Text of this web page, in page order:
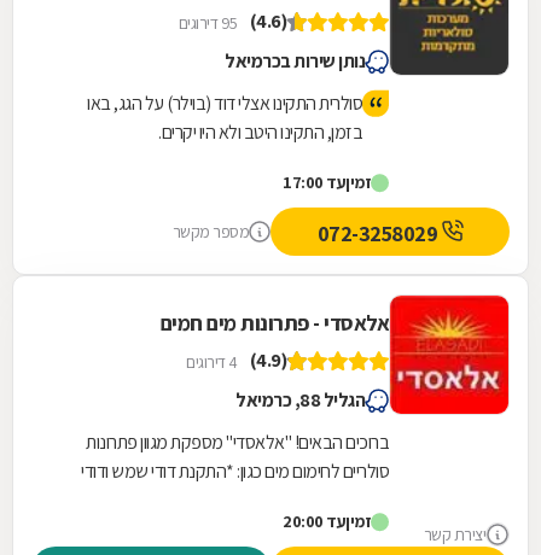
(4.6) 95 דירוגים
נותן שירות בכרמיאל
סולרית התקינו אצלי דוד (בוילר) על הגג, באו
בזמן, התקינו היטב ולא היו יקרים.
זמיןעד 17:00
מספר מקשר
יצירת קשר
אלאסדי - פתרונות מים חמים
(4.9) 4 דירוגים
הגליל 88, כרמיאל
ברוכים הבאים! "אלאסדי" מספקת מגוון פתרונות
סולריים לחימום מים כגון: *התקנת דודי שמש ודודי
זמיןעד 20:00